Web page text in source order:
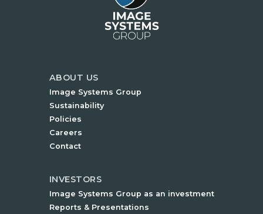
ABOUT US
Image Systems Group
Sustainability
Policies
Careers
Contact
INVESTORS
Image Systems Group as an investment
Reports & Presentations